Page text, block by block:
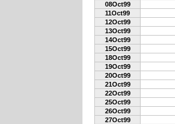
08Oct99
11Oct99
12Oct99
13Oct99
14Oct99
15Oct99
18Oct99
19Oct99
20Oct99
21Oct99
22Oct99
25Oct99
26Oct99
27Oct99